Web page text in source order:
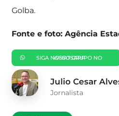
Golba.
Fonte e foto: Agência
SIGA NOSSO GRUPO NO WHATSAPP
Julio Cesar
Jornalista